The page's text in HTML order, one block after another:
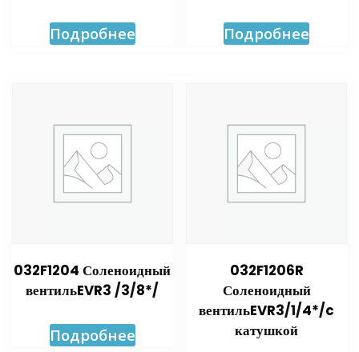
Подробнее Подробнее
032F1204 Соленоидный
вентильEVR3 /3/8*/
Подробнее
032F1206R
Соленоидный
вентильEVR3/1/4*/c
катушкой